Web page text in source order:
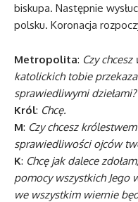
biskupa. Następnie
polsku. Koronacja
Metropolita: Czy
katolickich tobie
sprawiedliwymi dziełami?
Król: Chcę.
M: Czy chcesz
sprawiedliwości ojców
K: Chcę jak dalece
pomocy wszystkich Jego
we wszystkim wiernie